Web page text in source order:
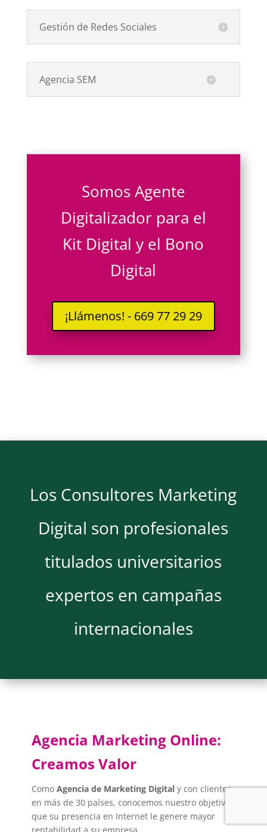
Gestión de Redes Sociales
Agencia SEM
Somos Agente
Digitalizador para el
Kit Digital y el Bono
Digital
¡Llámenos! - 669 77 29 29
Los Consultores Marketing
Digital son profesionales
titulados universitarios
expertos en campañas
internacionales
Agencia Marketing Online:
Creamos Valor
Como Agencia de Marketing Digitaly con clientes
en más de 30 países, conocemos nuestro objetivo:
que su presencia en Internet le genere mayor